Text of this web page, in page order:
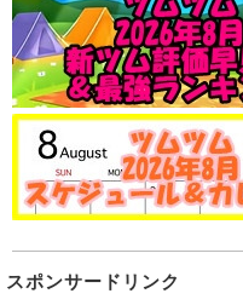
スポンサードリンク